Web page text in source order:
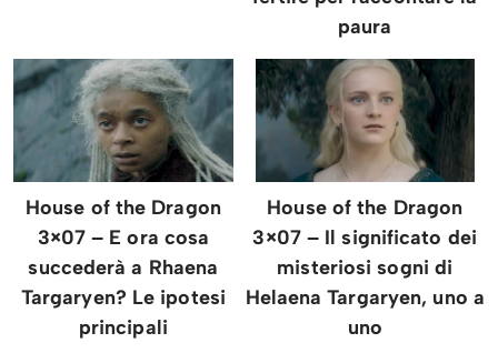
paura
House of the Dragon
3×07 – E ora cosa
succederà a Rhaena
Targaryen? Le ipotesi
principali
House of the Dragon
3×07 – Il significato dei
misteriosi sogni di
Helaena Targaryen, uno a
uno